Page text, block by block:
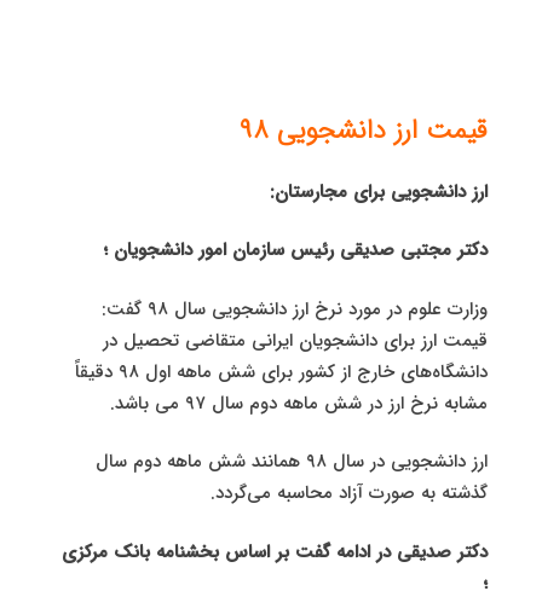
قیمت ارز دانشجویی ۹۸
ارز دانشجویی برای مجارستان:
دکتر مجتبی صدیقی رئیس سازمان امور دانشجویان ؛
وزارت علوم در مورد نرخ ارز دانشجویی سال ۹۸ گفت:
قیمت ارز برای دانشجویان ایرانی متقاضی تحصیل در
دانشگاه‌های خارج از کشور برای شش ماهه اول ۹۸ دقیقاً
مشابه نرخ ارز در شش ماهه دوم سال ۹۷ می باشد.
ارز دانشجویی در سال ۹۸ همانند شش ماهه دوم سال
گذشته به صورت آزاد محاسبه می‌گردد.
دکتر صدیقی در ادامه گفت بر اساس بخشنامه بانک مرکزی
؛